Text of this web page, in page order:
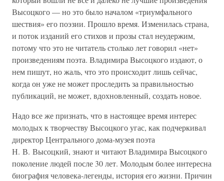
Высоцкого — но это было началом «триумфального
шествия» его поэзии. Прошло время. Изменилась страна,
и поток изданий его стихов и прозы стал неудержим,
потому что это не читатель столько лет говорил «нет»
произведениям поэта. Владимира Высоцкого издают, о
нем пишут, но жаль, что это происходит лишь сейчас,
когда он уже не может проследить за правильностью
публикаций, не может, вдохновленный, создать новое.
Надо все же признать, что в настоящее время интерес
молодых к творчеству Высоцкого угас, как подчеркивал
директор Центрального дома-музея поэта
Н. В. Высоцкий, знают и читают Владимира Высоцкого
поколение людей после 30 лет. Молодым более интересна
биография человека-легенды, история его жизни. Причин